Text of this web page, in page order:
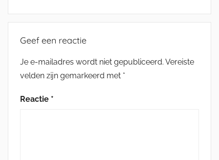
Geef een reactie
Je e-mailadres wordt niet gepubliceerd. Vereiste
velden zijn gemarkeerd met *
Reactie *